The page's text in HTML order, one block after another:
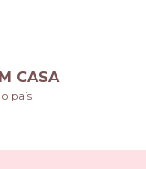
CASA
país